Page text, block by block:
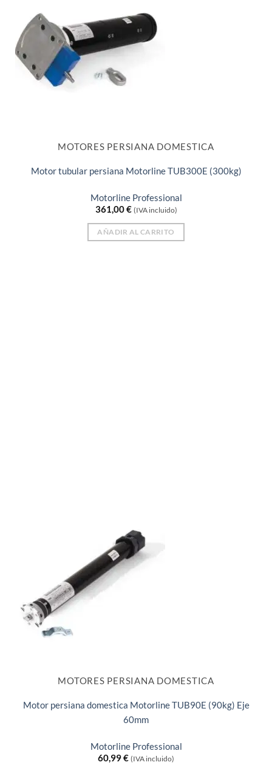
MOTORES PERSIANA DOMESTICA
Motor tubular persiana Motorline TUB300E (300kg)
Motorline Professional
361,00€ (IVA incluido)
AÑADIR AL CARRITO
MOTORES PERSIANA DOMESTICA
Motor persiana domestica Motorline TUB90E (90kg) Eje
60mm
Motorline Professional
60,99€ (IVA incluido)